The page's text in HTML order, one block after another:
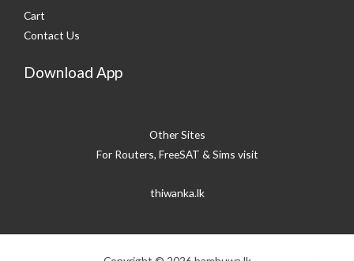
Cart
Contact Us
Download App
Other Sites
For Routers, FreeSAT & Sims visit
thiwanka.lk